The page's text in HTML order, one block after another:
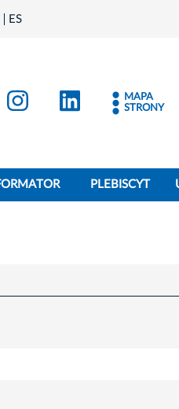
ES
X - YouTube
Kraków -Kraków -
MAPA
STRONY
PLEBISCYT